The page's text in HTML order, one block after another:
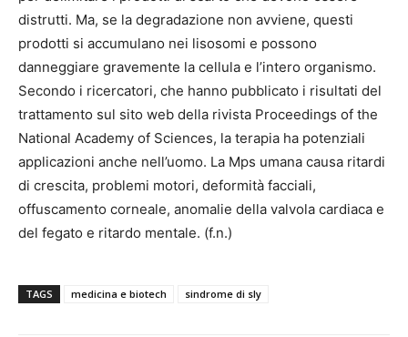
distrutti. Ma, se la degradazione non avviene, questi
prodotti si accumulano nei lisosomi e possono
danneggiare gravemente la cellula e l’intero organismo.
Secondo i ricercatori, che hanno pubblicato i risultati del
trattamento sul sito web della rivista Proceedings of the
National Academy of Sciences, la terapia ha potenziali
applicazioni anche nell’uomo. La Mps umana causa ritardi
di crescita, problemi motori, deformità facciali,
offuscamento corneale, anomalie della valvola cardiaca e
del fegato e ritardo mentale. (f.n.)
TAGS medicina e biotech sindrome di sly